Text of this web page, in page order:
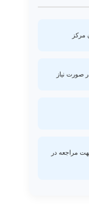
مرکز
مراجعه در